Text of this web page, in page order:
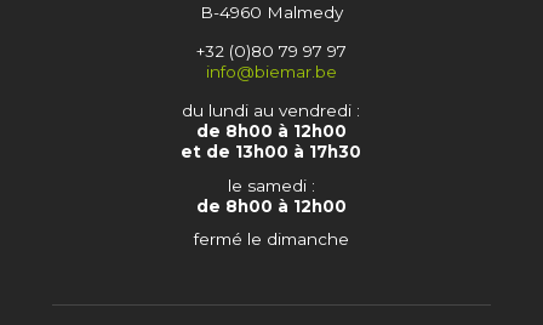
B-4960 Malmedy
+32 (0)80 79 97 97
info@biemar.be
du lundi au vendredi :
de 8h00 à 12h00
et de 13h00 à 17h30
le samedi :
de 8h00 à 12h00
fermé le dimanche